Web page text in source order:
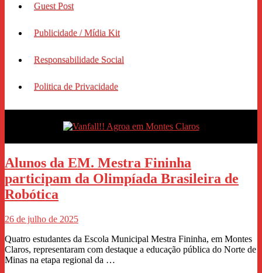
Guest Post
Publicidade / Mídia Kit
Responsabilidade Social
Politica de Privacidade
Alunos da EM. Mestra Fininha
participam da Olimpíada Brasileira de
Robótica
26 de julho de 2025
Quatro estudantes da Escola Municipal Mestra Fininha, em Montes
Claros, representaram com destaque a educação pública do Norte de
Minas na etapa regional da …